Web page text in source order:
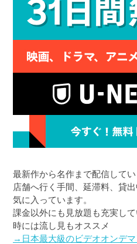
最新作から名作まで配信してい
店舗へ行く手間、延滞料、貸
気に入っています。
課金以外にも見放題も充実し
時には流し見もオススメ
→日本最大級のビデオオンデマ